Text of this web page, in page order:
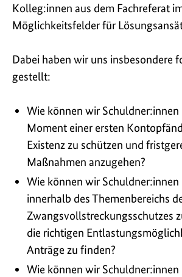
Kolleg:innen aus dem Fachreferat
Möglichkeitsfelder für
Dabei haben wir uns insbesondere
gestellt:
Wie können wir
Moment einer ersten
Existenz zu schützen und
Maßnahmen anzugehen?
Wie können wir Schuldner:innen
innerhalb des Themenbereichs
Zwangsvollstreckungsschutzes
die richtigen
Anträge zu finden?
Wie können wir Schuldner:innen